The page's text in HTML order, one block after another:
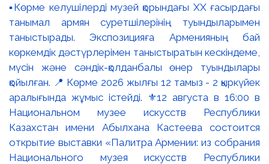
▪️Көрме келушілерді музей қорындағы ХХ ғасырдағы
танымал армян суретшілерінің туындыларымен
таныстырады. Экспозицияға Арменияның бай
көркемдік дәстүрлерімен таныстыратын кескіндеме,
мүсін және сәндік-қолданбалы өнер туындылары
қойылған. 📍 Көрме 2026 жылғы 12 тамыз - 2 қыркүйек
аралығында жұмыс істейді. ⚜️12 августа в 16:00 в
Национальном музее искусств Республики
Казахстан имени Абылхана Кастеева состоится
открытие выставки «Палитра Армении: из собрания
Национального музея искусств Республики